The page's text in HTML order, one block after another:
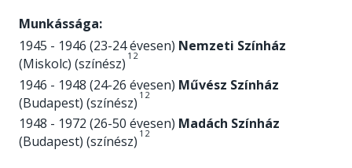
Munkássága:
1945 - 1946 (23-24 évesen) Nemzeti Színház
(Miskolc) (színész) 1 2
1946 - 1948 (24-26 évesen) Művész Színház
(Budapest) (színész) 1 2
1948 - 1972 (26-50 évesen) Madách Színház
(Budapest) (színész) 1 2